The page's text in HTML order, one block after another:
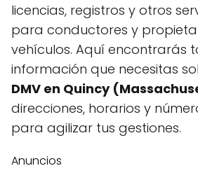
licencias, registros y otros
para conductores y
vehículos. Aquí encontrarás
información que necesitas
DMV en Quincy
direcciones, horarios y
para agilizar tus gestiones.
Anuncios